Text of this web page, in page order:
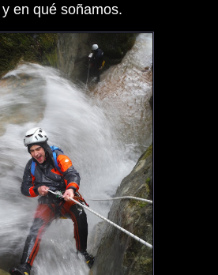
en qué soñamos.